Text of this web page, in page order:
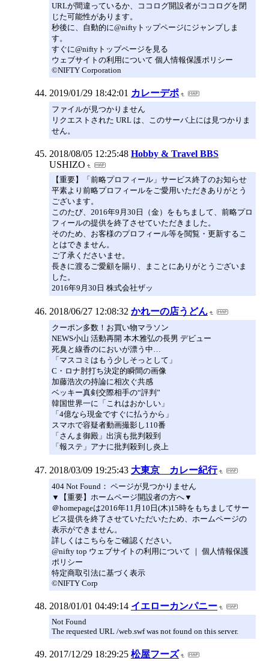
URLが間違っているか、ココログ開設者がココログを閉
じた可能性があります。
秒後に、自動的に@niftyトップページにジャンプしま
す。
すぐに@niftyトップページを見る
ウェブサイトの利用について 個人情報保護ポリシー
©NIFTY Corporation
2019/01/29 18:42:01 カレーデポ
ファイルが見つかりません
リクエストされた URL は、このサーバ上には見つかりま
せん。
2018/08/05 12:25:48 Hobby & Travel BBS
USHIZO
【重要】「前略プロフィール」サービス終了のお知らせ
平素より前略プロフィールをご愛用いただきありがとう
ございます。
このたび、2016年9月30日（金）をもちまして、前略プロ
フィールの提供を終了させていただきました。
そのため、お客様のプロフィール等を閲覧・更新するこ
とはできません。
ご了承くださいませ。
長きに渡るご愛顧を賜り、まことにありがとうございま
した。
2016年9月30日 株式会社ザッ
2018/06/27 12:08:32 かれーの店うどん
クーポン多数！お買い物マラソン
NEWS小山 活動再開 本木雅弘の長男 デビュー
死臭と線香のにおいが漂う中…
「マスコミはもう少しそっとして」
C・ロナ肘打ち決定的瞬間の画像
加藤浩次の持論に相次ぐ共感
ベッキー真剣交際相手の“評判”
韓国世界一に「これはおかしい」
「4億なら現金ですぐに払うから」
スマホで容疑者動画撮影し110番
「さんま御殿」出演も批判殺到
「報ステ」アナに批判殺到し炎上
2018/03/09 19:25:43 大東京 カレー紀行
404 Not Found： ページが見つかりません
▼【重要】ホームページ開設者の方へ▼
＠homepageは2016年11月10日(木)15時をもちましてサー
ビス提供を終了させていただいたため、ホームページの
表示ができません。
詳しくはこちらをご確認ください。
@nifty top ウェブサイトの利用について ｜ 個人情報保護
ポリシー
特定商取引法に基づく表示
©NIFTY Corp
2018/01/01 04:49:14 イエローカンパニー
Not Found
The requested URL /web.swf was not found on this server.
2017/12/29 18:29:25 松屋フーズ